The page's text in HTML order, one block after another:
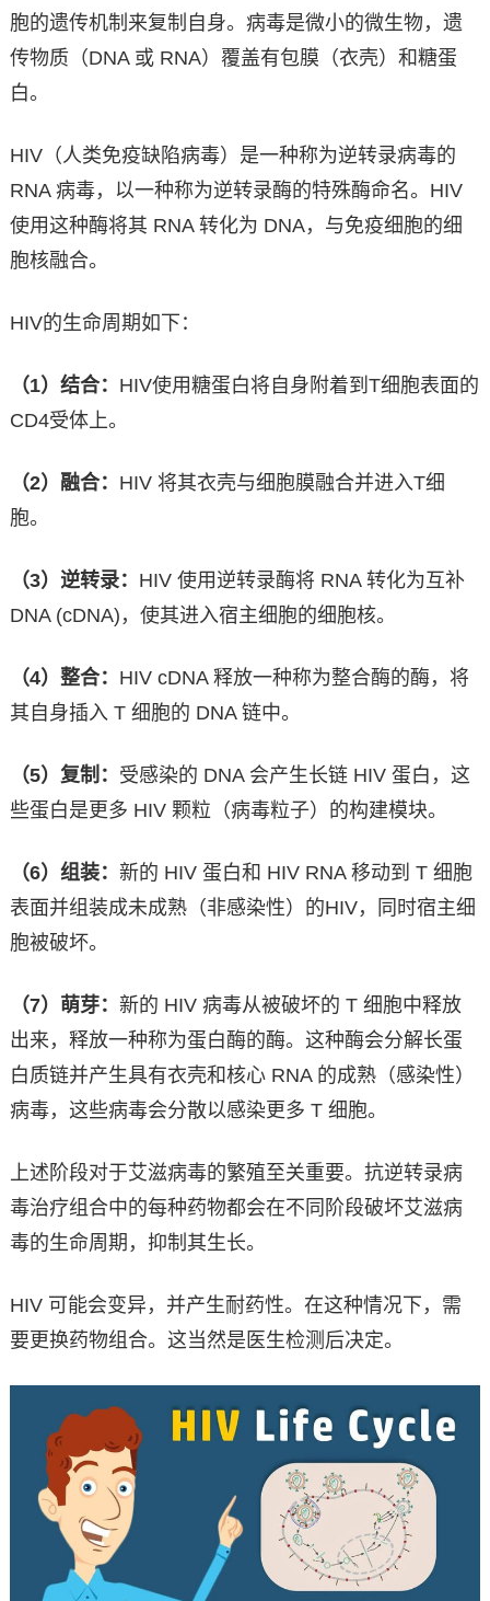
胞的遗传机制来复制自身。病毒是微小的微生物，遗
传物质（DNA 或 RNA）覆盖有包膜（衣壳）和糖蛋
白。
HIV（人类免疫缺陷病毒）是一种称为逆转录病毒的
RNA 病毒，以一种称为逆转录酶的特殊酶命名。HIV
使用这种酶将其 RNA 转化为 DNA，与免疫细胞的细
胞核融合。
HIV的生命周期如下：
（1）结合： HIV使用糖蛋白将自身附着到T细胞表面的
CD4受体上。
（2）融合： HIV 将其衣壳与细胞膜融合并进入T细
胞。
（3）逆转录： HIV 使用逆转录酶将 RNA 转化为互补
DNA (cDNA)，使其进入宿主细胞的细胞核。
（4）整合： HIV cDNA 释放一种称为整合酶的酶，将
其自身插入 T 细胞的 DNA 链中。
（5）复制： 受感染的 DNA 会产生长链 HIV 蛋白，这
些蛋白是更多 HIV 颗粒（病毒粒子）的构建模块。
（6）组装： 新的 HIV 蛋白和 HIV RNA 移动到 T 细胞
表面并组装成未成熟（非感染性）的HIV，同时宿主细
胞被破坏。
（7）萌芽： 新的 HIV 病毒从被破坏的 T 细胞中释放
出来，释放一种称为蛋白酶的酶。这种酶会分解长蛋
白质链并产生具有衣壳和核心 RNA 的成熟（感染性）
病毒，这些病毒会分散以感染更多 T 细胞。
上述阶段对于艾滋病毒的繁殖至关重要。抗逆转录病
毒治疗组合中的每种药物都会在不同阶段破坏艾滋病
毒的生命周期，抑制其生长。
HIV 可能会变异，并产生耐药性。在这种情况下，需
要更换药物组合。这当然是医生检测后决定。